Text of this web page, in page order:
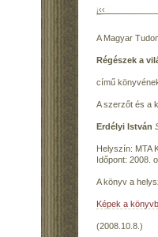
A Magyar
Régészek a
című
A szerzőt és a
Erdélyi István
Helyszín: MTA
Időpont: 2008.
A könyv a
Képek a
(2008.10.8.)